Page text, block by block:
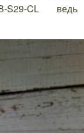
CL ведь